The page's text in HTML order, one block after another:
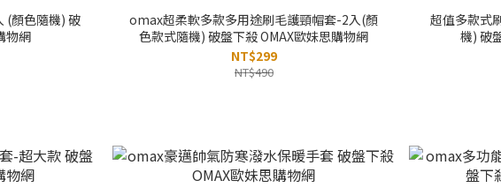
(顏色隨機) 破
物網
omax超柔軟多款多用途刷毛護頸帽套-2入(顏
色款式隨機) 破盤下殺 OMAX歐妹思購物網
NT$299
NT$490
超值多款式
機) 破